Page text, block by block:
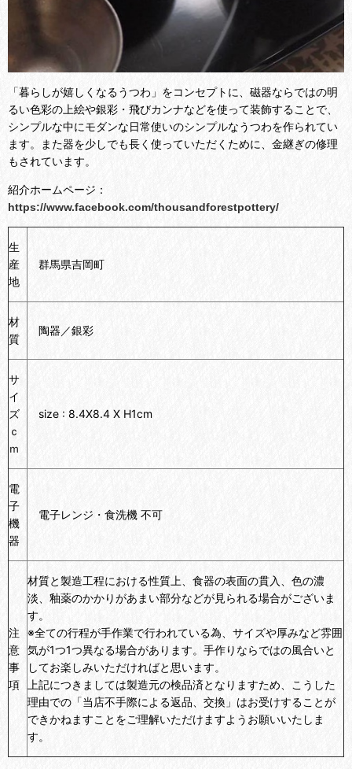
「暮らしが嬉しくなるうつわ」をコンセプトに、 磁器ならではの明
るい色彩の上絵や銀彩・飛びカンナなどを使って装飾することで、
シンプルな中にモダンな日常使いのシンプルなうつわを作られてい
ます。
また器を少しでも長く使っていただくために、金継ぎの修理
もされています。
紹介ホームページ：
https://www.facebook.com/thousandforestpottery/
生
産
地
群馬県吉岡町
材
質
陶器／銀彩
サ
イ
ズ
ｃ
ｍ
size : 8.4X8.4 X H1cm
電
子
機
器
電子レンジ・食洗機 不可
注
意
事
項
材質と製造工程における性質上、食器の表面の貫入、色の濃
淡、釉薬のかかりがあまい部分などが見られる場合がございま
す。
※全ての行程が手作業で行われている為、サイズや厚みなど雰囲
気が1つ1つ異なる場合があります。手作りならではの風合いと
してお楽しみいただければと思います。
上記につきましては製造元の検品済となりますため、こうした
理由での「当店不手際による返品、交換」はお受けすることが
できかねますことをご理解いただけますようお願いいたしま
す。